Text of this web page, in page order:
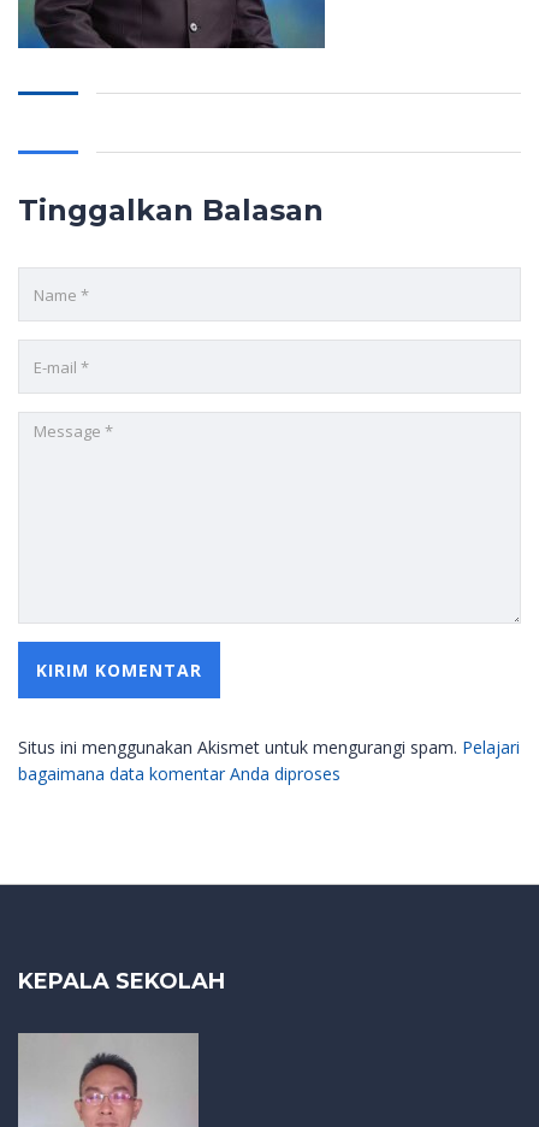
Tinggalkan Balasan
Situs ini menggunakan Akismet untuk mengurangi spam. Pelajari
bagaimana data komentar Anda diproses
KEPALA SEKOLAH